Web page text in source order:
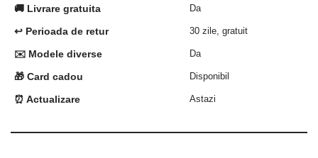
🚚 Livrare gratuita Da
↩️ Perioada de retur 30 zile, gratuit
✉️ Modele diverse Da
🎁 Card cadou Disponibil
⏰ Actualizare Astazi